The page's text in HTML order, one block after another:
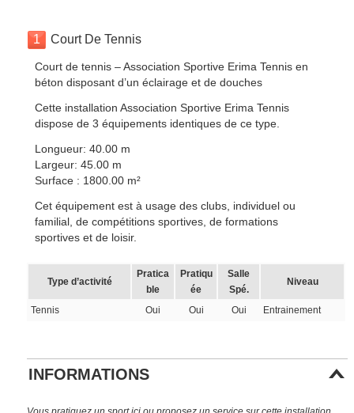
1 Court De Tennis
Court de tennis – Association Sportive Erima Tennis en
béton disposant d’un éclairage et de douches
Cette installation Association Sportive Erima Tennis
dispose de 3 équipements identiques de ce type.
Longueur: 40.00 m
Largeur: 45.00 m
Surface : 1800.00 m²
Cet équipement est à usage des clubs, individuel ou
familial, de compétitions sportives, de formations
sportives et de loisir.
Type d’activité
Pratica
ble
Pratiqu
ée
Salle
Spé.
Niveau
Tennis Oui Oui Oui Entrainement
INFORMATIONS